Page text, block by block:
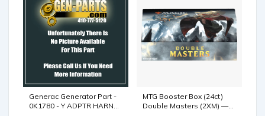
Generac Generator Part -
0K1780 - Y ADPTR HARN
MTG Booster Box (24ct)
Double Masters (2XM) —